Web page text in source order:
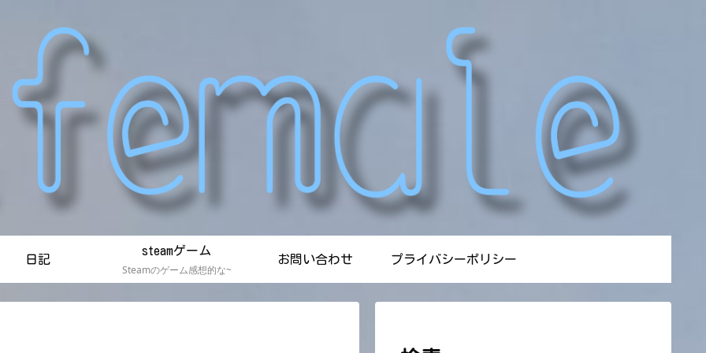
日記
steamゲーム
Steamのゲーム感想的な~
お問い合わせ プライバシーポリシー